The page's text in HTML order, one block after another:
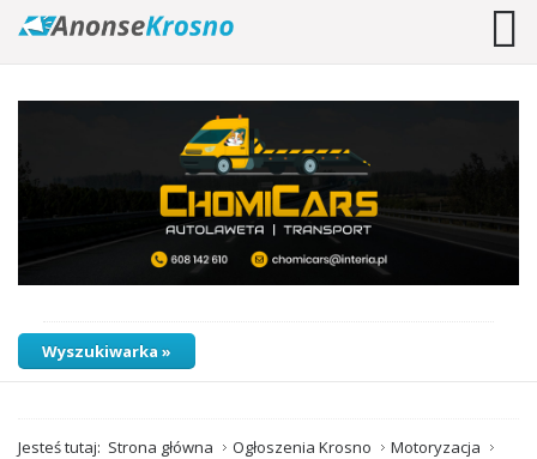
Wyszukiwarka »
Jesteś tutaj: Strona główna Ogłoszenia Krosno
Motoryzacja